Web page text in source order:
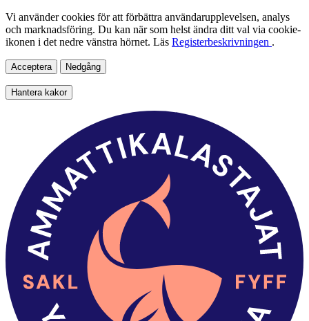
Vi använder cookies för att förbättra användarupplevelsen, analys
och marknadsföring. Du kan när som helst ändra ditt val via cookie-
ikonen i det nedre vänstra hörnet. Läs Registerbeskrivningen .
Acceptera Nedgång
Hantera kakor